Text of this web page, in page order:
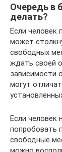
Очередь в
делать?
Если человек
может
свободных
ждать своей
зависимости
могут
Если человек
попробовать
свободные